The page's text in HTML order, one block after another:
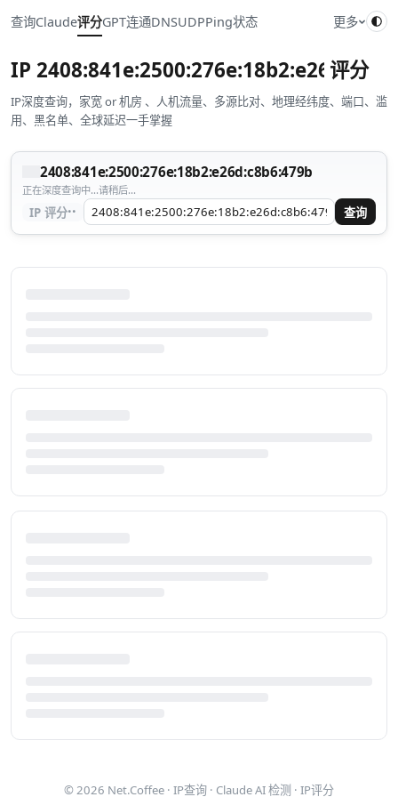
查询Claude评分GPT连通DNSUDPPing状态 更多
IP 评分
IP深度查询，家宽 or 机房 、人机流量、多源比对、地理经纬度、端口、滥
用、黑名单、全球延迟一手掌握
2408:841e:2500:276e:18b2:e26d:c8b6:479b
正在深度查询中...请稍后...
IP 评分·· 查询
© 2026 Net.Coffee · IP查询 · Claude AI 检测 · IP评分